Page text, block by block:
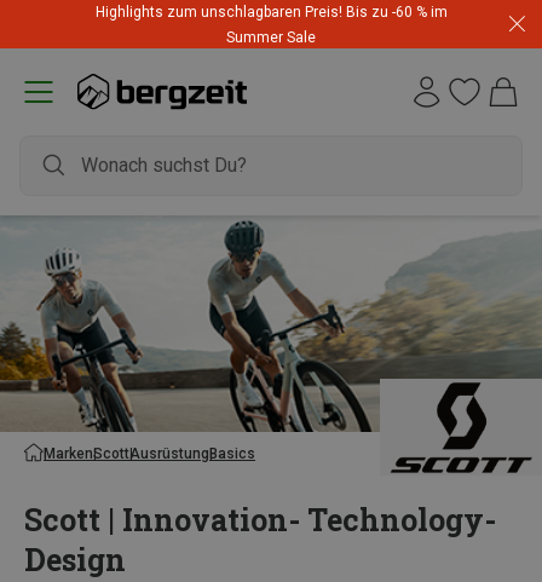
Highlights zum unschlagbaren Preis! Bis zu -60 % im
Summer Sale
MarkenScottAusrüstungBasics
Scott | Innovation- Technology-
Design